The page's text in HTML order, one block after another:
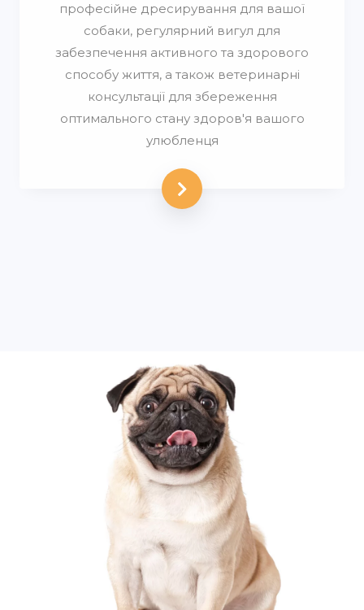
професійне дресирування для вашої
собаки, регулярний вигул для
забезпечення активного та здорового
способу життя, а також ветеринарні
консультації для збереження
оптимального стану здоров'я вашого
улюбленця